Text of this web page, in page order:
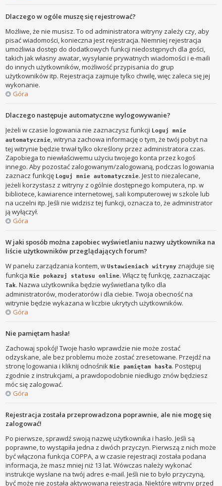
Dlaczego w ogóle muszę się rejestrować?
Możliwe, że nie musisz. To od administratora witryny zależy czy, aby
pisać wiadomości, konieczna jest rejestracja. Niemniej rejestracja
umożliwia dostęp do dodatkowych funkcji niedostępnych dla gości,
takich jak własny awatar, wysyłanie prywatnych wiadomości i e-maili
do innych użytkowników, możliwość przypisania do grup
użytkowników itp. Rejestracja zajmuje tylko chwilę, więc zaleca się jej
wykonanie.
Góra
Dlaczego następuje automatyczne wylogowywanie?
Jeżeli w czasie logowania nie zaznaczysz funkcji Loguj mnie
automatycznie, witryna zachowa informację o tym, że twój pobyt na
tej witrynie będzie trwał tylko określony przez administratora czas.
Zapobiega to niewłaściwemu użyciu twojego konta przez kogoś
innego. Aby pozostać zalogowanym/zalogowaną, podczas logowania
zaznacz funkcję Loguj mnie automatycznie. Jest to niezalecane,
jeżeli korzystasz z witryny z ogólnie dostępnego komputera, np. w
bibliotece, kawiarence internetowej, sali komputerowej w szkole lub
na uczelni itp. Jeśli nie widzisz tej funkcji, oznacza to, że administrator
ją wyłączył.
Góra
W jaki sposób można zapobiec wyświetlaniu nazwy użytkownika na
liście użytkowników przeglądających forum?
W panelu zarządzania kontem, wUstawieniach witryny znajduje się
funkcjaNie pokazuj statusu online. Włącz tę funkcję, zaznaczając
Tak. Nazwa użytkownika będzie wyświetlana tylko dla
administratorów, moderatorów i dla ciebie. Twoja obecność na
witrynie będzie wykazana w liczbie ukrytych użytkowników.
Góra
Nie pamiętam hasła!
Zachowaj spokój! Twoje hasło wprawdzie nie może zostać
odzyskane, ale bez problemu może zostać zresetowane. Przejdź na
stronę logowania i kliknij odnośnikNie pamiętam hasła. Postępuj
zgodnie z instrukcjami, a prawdopodobnie niedługo znów będziesz
móc się zalogować.
Góra
Rejestracja została przeprowadzona poprawnie, ale nie mogę się
zalogować!
Po pierwsze, sprawdź swoją nazwę użytkownika i hasło. Jeśli są
poprawne, to wystąpiła jedna z dwóch przyczyn. Pierwszą z nich może
być włączona funkcja COPPA, a w czasie rejestracji została podana
informacja, że masz mniej niż 13 lat. Wówczas należy wykonać
instrukcje wysłane na twój adres e-mail. Jeśli nie to było przyczyną,
być może nie została aktywowana rejestracja. Niektóre witryny przed